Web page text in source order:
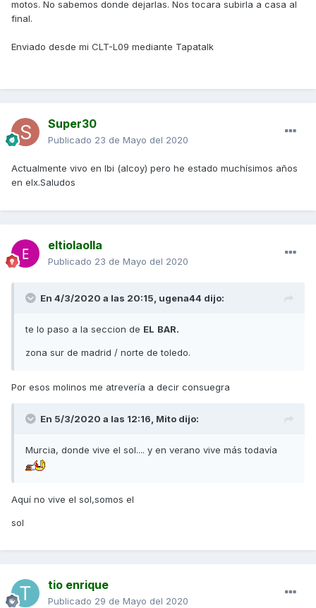
motos. No sabemos donde dejarlas. Nos tocara subirla a casa al
final.
Enviado desde mi CLT-L09 mediante Tapatalk
Super30
Publicado 23 de Mayo del 2020
Actualmente vivo en Ibi (alcoy) pero he estado muchísimos años
en elx.Saludos
eltiolaolla
Publicado 23 de Mayo del 2020
En 4/3/2020 a las 20:15, ugena44 dijo:
te lo paso a la seccion de EL BAR.
zona sur de madrid / norte de toledo.
Por esos molinos me atrevería a decir consuegra
En 5/3/2020 a las 12:16, Mito dijo:
Murcia, donde vive el sol.... y en verano vive más todavía
Aquí no vive el sol,somos el
sol
tio enrique
Publicado 29 de Mayo del 2020